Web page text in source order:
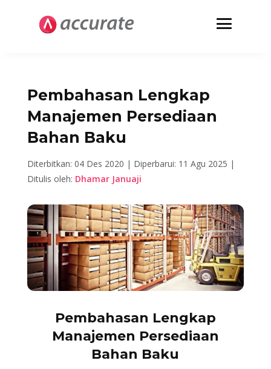
Pembahasan Lengkap
Manajemen Persediaan
Bahan Baku
Diterbitkan: 04 Des 2020 | Diperbarui: 11 Agu 2025 |
Ditulis oleh: Dhamar Januaji
Pembahasan Lengkap
Manajemen Persediaan
Bahan Baku